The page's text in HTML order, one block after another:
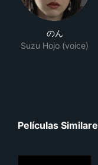
のん
Suzu Hojo (voice)
Películas